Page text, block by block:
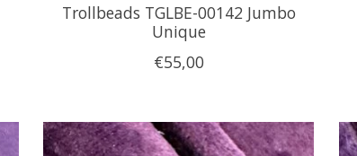
Trollbeads TGLBE-00142 Jumbo
Unique
€55,00